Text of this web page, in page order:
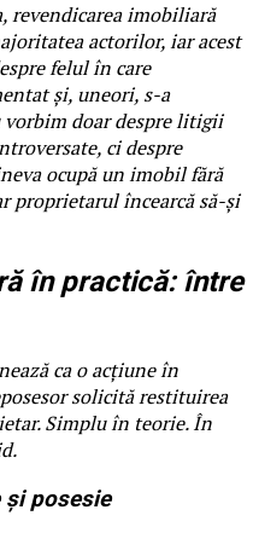
revendicarea imobiliară
actorilor, iar acest
felul în care
și, uneori, s-a
vorbim doar despre litigii
ci despre
ocupă un imobil fără
proprietarul încearcă să-și
în practică: între
ca o acțiune în
solicită restituirea
Simplu în teorie. În
și posesie